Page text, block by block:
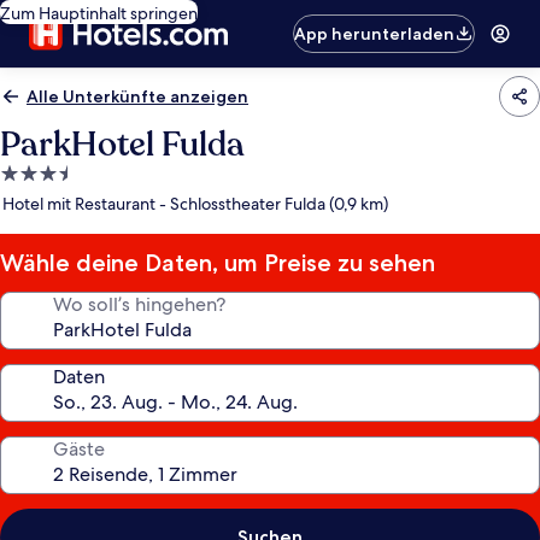
Zum Hauptinhalt springen
App herunterladen
Alle Unterkünfte anzeigen
ParkHotel Fulda
3.5-
Sterne-
Hotel mit Restaurant - Schlosstheater Fulda (0,9 km)
Wähle deine Daten, um Preise zu sehen
Wo soll’s hingehen?
Daten
Gäste